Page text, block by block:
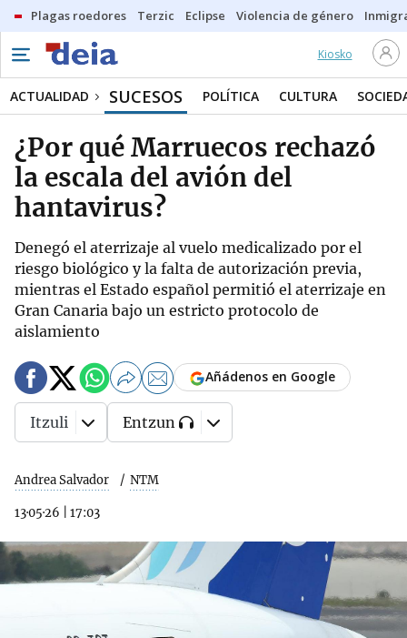
Plagas roedores Terzic Eclipse Violencia de género
Kiosko
ACTUALIDAD SUCESOS POLÍTICA CULTURA
¿Por qué Marruecos rechazó
la escala del avión del
hantavirus?
Denegó el aterrizaje al vuelo medicalizado por el
riesgo biológico y la falta de autorización previa,
mientras el Estado español permitió el aterrizaje en
Gran Canaria bajo un estricto protocolo de
aislamiento
Andrea Salvador NTM
13·05·26 17:03
Añádenos en Google
Itzuli Entzun